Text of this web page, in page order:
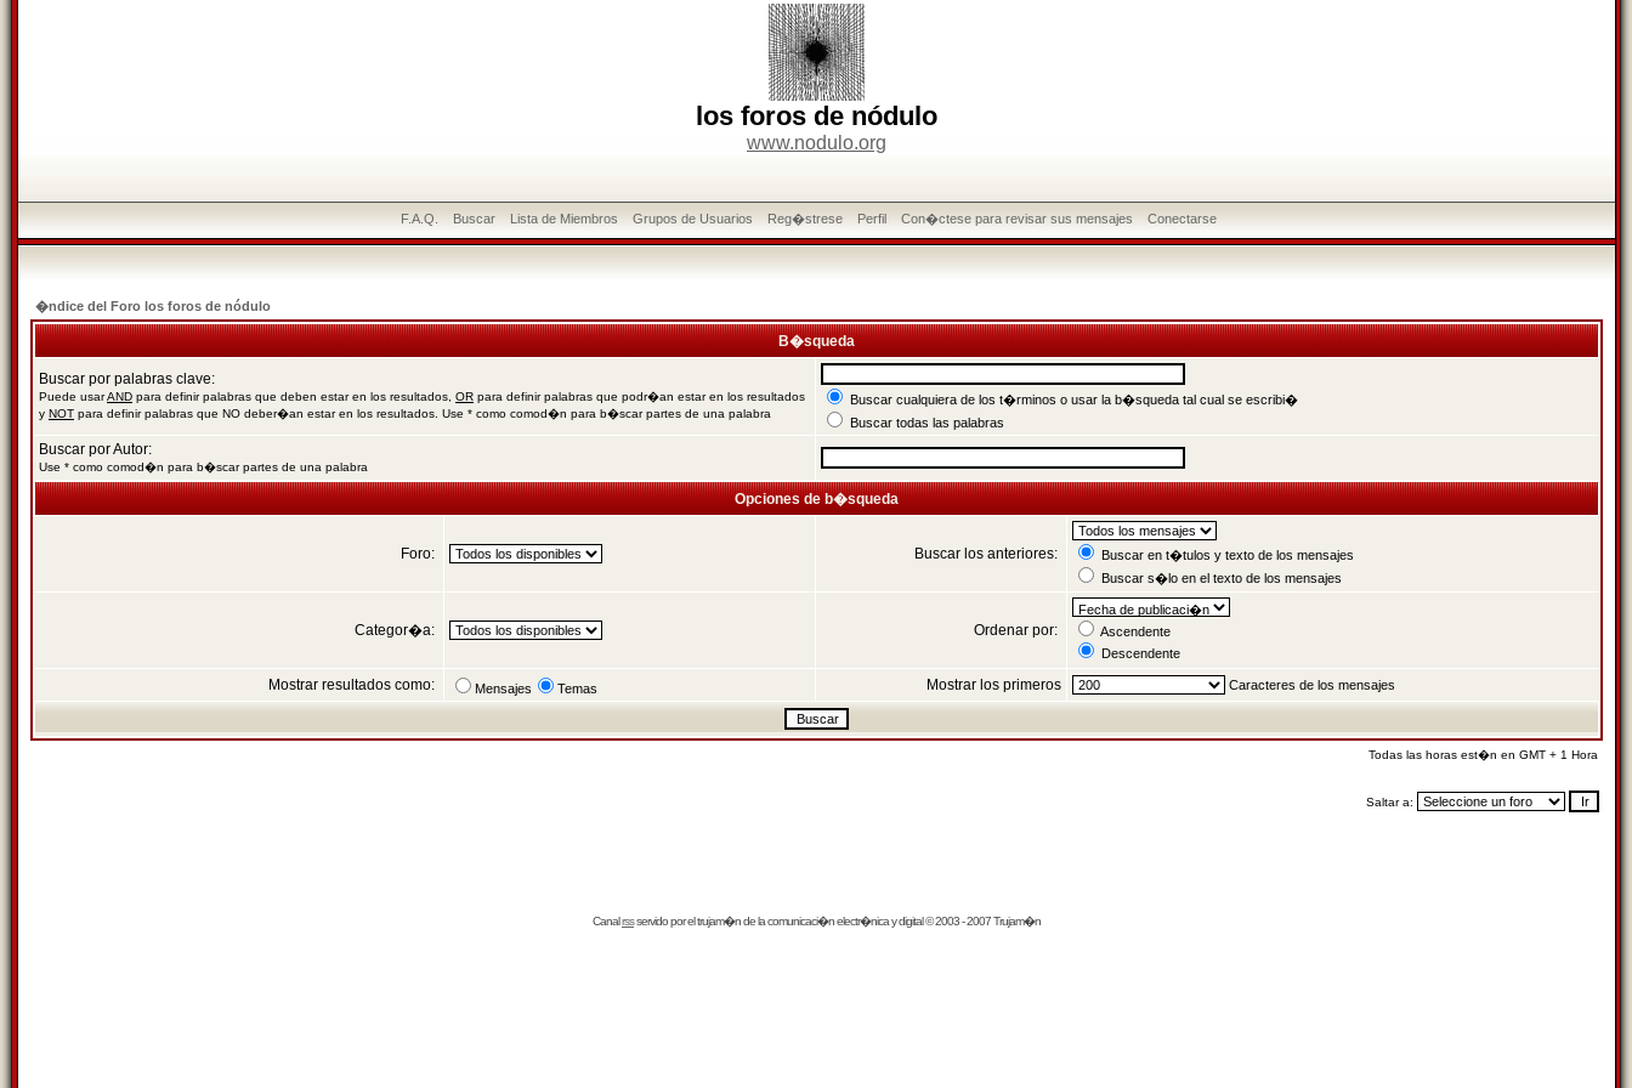
los foros de nódulo
www.nodulo.org
F.A.Q. Buscar Lista de Miembros Grupos de Usuarios Reg�strese Perfil Con�ctese para revisar sus mensajes Conectarse
�ndice del Foro los foros de nódulo
B�squeda
Buscar por palabras clave:
Puede usarAND para definir palabras que deben estar en los resultados, OR para definir palabras que podr�an estar en los resultados
y NOT para definir palabras que NO deber�an estar en los resultados. Use * como comod�n para b�scar partes de una palabra
Buscar cualquiera de los t�rminos o usar la b�squeda tal cual se escribi�
Buscar todas las palabras
Buscar por Autor:
Use * como comod�n para b�scar partes de una palabra
Opciones de b�squeda
Foro: Buscar los anteriores:
Buscar en t�tulos y texto de los mensajes
Buscar s�lo en el texto de los mensajes
Categor�a: Ordenar por:
Ascendente
Descendente
Mostrar resultados como: Mensajes Temas Mostrar los primeros Caracteres de los mensajes
Todas las horas est�n en GMT + 1 Hora
Saltar a:
Canalrssservido por eltrujam�nde la comunicaci�n electr�nica y digital © 2003 - 2007 Trujam�n